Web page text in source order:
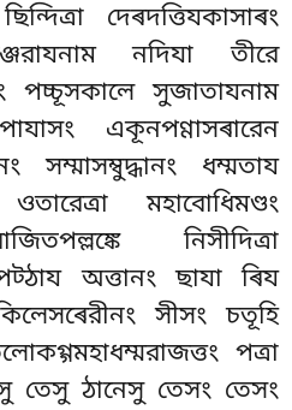
দেৰদত্তিযকাসাৰং
নদিযা তীরে
পচ্চূসকালে সুজাতাযনাম
একূনপণ্ণাসৰারেন
সম্মাসম্বুদ্ধানং ধম্মতায
মহাবোধিমণ্ডং
নিসীদিত্ৰা
অত্তানং ছাযা ৰিয
সীসং চতূহি
পত্ৰা
তেসু ঠানেসু তেসং তেসং